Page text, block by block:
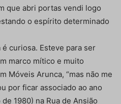
que abri portas vendi logo
o espírito determinado
curiosa. Esteve para ser
marco mítico e muito
Móveis Arunca, “mas não me
por ficar associado ao ano
1980) na Rua de Ansião